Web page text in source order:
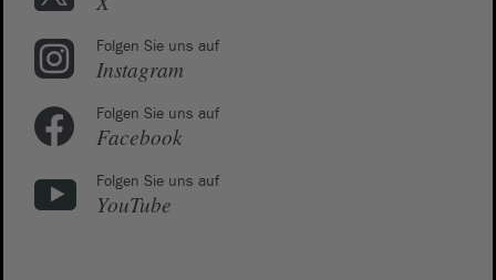
Folgen Sie uns auf
Instagram
Folgen Sie uns auf
Facebook
Folgen Sie uns auf
YouTube